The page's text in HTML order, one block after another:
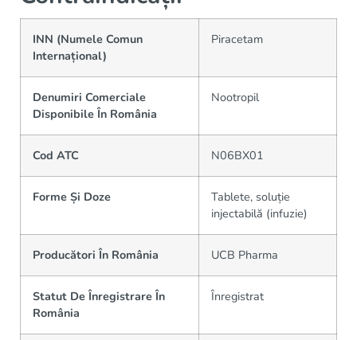
INN (Numele Comun
Internațional)
Piracetam
Denumiri Comerciale
Disponibile În România
Nootropil
Cod ATC N06BX01
Forme Și Doze
Tablete, soluție
injectabilă (infuzie)
Producători În România UCB Pharma
Statut De Înregistrare În
România
Înregistrat